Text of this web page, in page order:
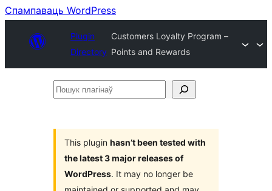
Спампаваць WordPress
Plugin
Directory
Customers Loyalty Program –
Points and Rewards
Пошук
This plugin hasn’t been tested with
the latest 3 major releases of
WordPress. It may no longer be